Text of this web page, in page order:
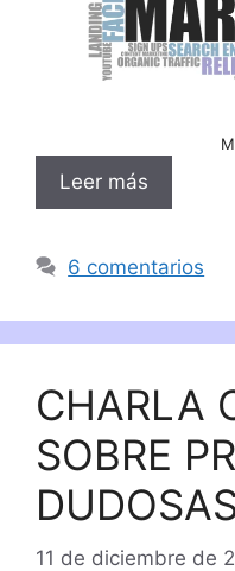
Leer más
6 comentarios
CHARLA
SOBRE
11 de diciembre de